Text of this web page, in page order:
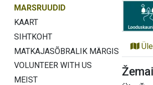
MARSRUUDID
KAART
SIHTKOHT
MATKAJASÕBRALIK MÄRGIS
VOLUNTEER WITH US
MEIST